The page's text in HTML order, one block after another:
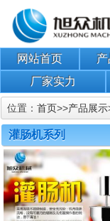
网站首页 产
厂家实力
位置： 首页>>产品展示
灌肠机系列